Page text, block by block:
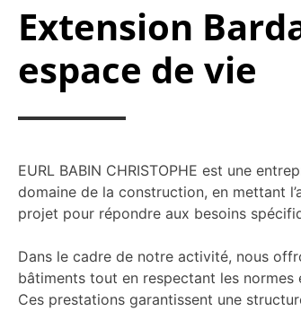
Extension
espace de vie
EURL BABIN CHRISTOPHE est une
domaine de la construction, en mettant
projet pour répondre aux besoins
Dans le cadre de notre activité, nous
bâtiments tout en respectant les normes
Ces prestations garantissent une